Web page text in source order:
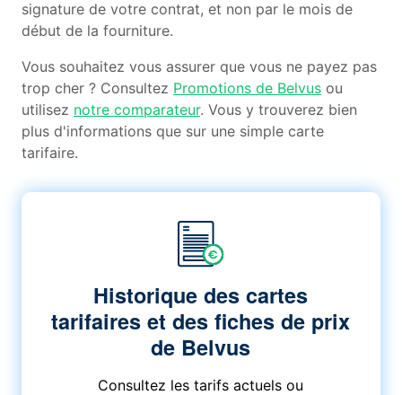
signature de votre contrat, et non par le mois de
début de la fourniture.
Vous souhaitez vous assurer que vous ne payez pas
trop cher ? Consultez Promotions de Belvus ou
utilisez notre comparateur. Vous y trouverez bien
plus d'informations que sur une simple carte
tarifaire.
Historique des cartes
tarifaires et des fiches de prix
de Belvus
Consultez les tarifs actuels ou